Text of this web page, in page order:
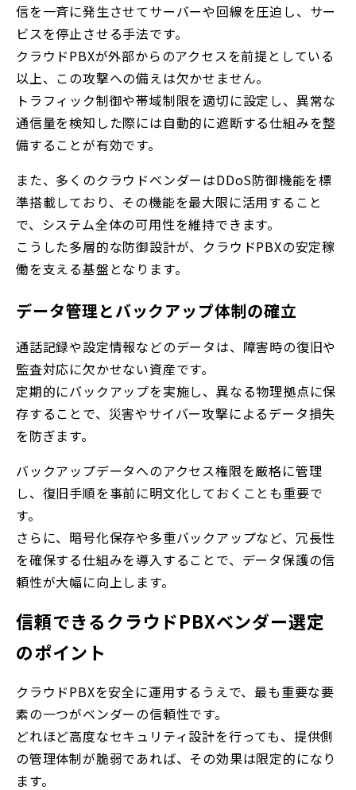
信を一斉に発生させてサーバーや回線を圧迫し、サー
ビスを停止させる手法です。
クラウドPBXが外部からのアクセスを前提としている
以上、この攻撃への備えは欠かせません。
トラフィック制御や帯域制限を適切に設定し、異常な
通信量を検知した際には自動的に遮断する仕組みを整
備することが有効です。
また、多くのクラウドベンダーはDDoS防御機能を標
準搭載しており、その機能を最大限に活用すること
で、システム全体の可用性を維持できます。
こうした多層的な防御設計が、クラウドPBXの安定稼
働を支える基盤となります。
データ管理とバックアップ体制の確立
通話記録や設定情報などのデータは、障害時の復旧や
監査対応に欠かせない資産です。
定期的にバックアップを実施し、異なる物理拠点に保
存することで、災害やサイバー攻撃によるデータ損失
を防ぎます。
バックアップデータへのアクセス権限を厳格に管理
し、復旧手順を事前に明文化しておくことも重要で
す。
さらに、暗号化保存や多重バックアップなど、冗長性
を確保する仕組みを導入することで、データ保護の信
頼性が大幅に向上します。
信頼できるクラウドPBXベンダー選定
のポイント
クラウドPBXを安全に運用するうえで、最も重要な要
素の一つがベンダーの信頼性です。
どれほど高度なセキュリティ設計を行っても、提供側
の管理体制が脆弱であれば、その効果は限定的になり
ます。